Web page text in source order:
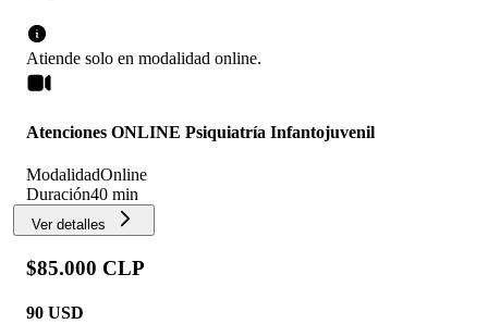
Atiende solo en modalidad online.
Atenciones ONLINE Psiquiatría Infantojuvenil
ModalidadOnline
Duración40 min
Ver detalles
$85.000 CLP
90 USD